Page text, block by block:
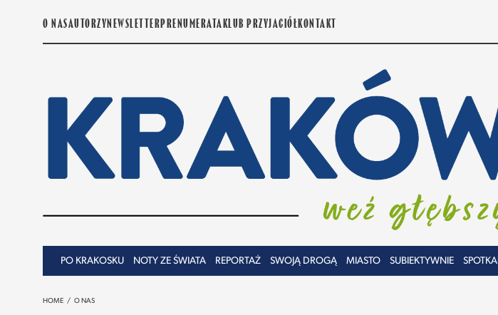
O NASAUTORZYNEWSLETTERPRENUMERATAKLUB PRZYJACIÓŁKONTAKT
PO KRAKOSKU NOTY ZE ŚWIATA REPORTAŻ SWOJĄ DROGĄ MIASTO SUBIEKTYWNIE
HOME / O NAS